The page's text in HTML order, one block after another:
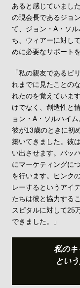
あると感じていまし
の現会長であるジョ
て、ジョン・A・ソ
ち、ウィアーに対し
めに必要なサポート
「私の親友であるビ
れまでに見たことの
れたのを覚えていま
けでなく、創造性と
ョン・A・ソルハイ
彼が13歳のときに初
築いてきました。彼
い出させます。バッ
にマーケティングに
を行います。ピンク
レーするというアイ
たちは彼と協力する
スピタルに対して25
できました。」
私のキ
とい
Home
トップページ
製品情報
Catalog
製品カタログ
Archive
過去製品アーカイブ
Fitting
フィッティング
News
お知らせ
Company
FAQ
よくあるご質問
直営店
オンラインショップ